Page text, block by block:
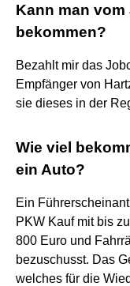
Kann man
bekommen?
Bezahlt mir das
Empfänger von
sie dieses in der
Wie viel
ein Auto?
Ein
PKW Kauf mit bis
800 Euro und
bezuschusst. Das
welches für die